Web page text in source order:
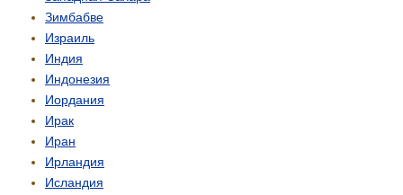
Зимбабве
Израиль
Индия
Индонезия
Иордания
Ирак
Иран
Ирландия
Исландия